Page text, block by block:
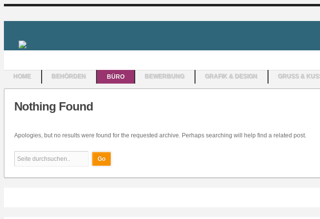
HOME BEHÖRDEN BÜRO BEWERBUNG GRAFIK & DESIGN GRUSS & KUSS
Nothing Found
Apologies, but no results were found for the requested archive. Perhaps searching will help find a related post.